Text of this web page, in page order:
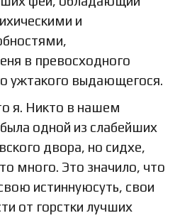
и
в превосходного
ужтакого выдающегося.
я. Никто в нашем
одной из слабейших
двора, но сидхе,
много. Это значило, что
истиннуюсуть, свои
от горстки лучших